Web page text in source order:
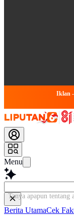
Iklan
Menu
Tanya apapun tentang
Berita UtamaCek